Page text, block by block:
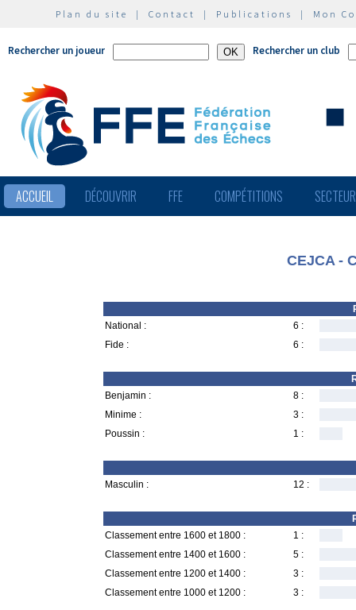
Plan du site | Contact | Publications | Mon
Rechercher un joueur Rechercher un club
ACCUEIL DÉCOUVRIR FFE COMPÉTITIONS
CEJCA -
National :
6 :
Fide :
6 :
Benjamin :
8 :
Minime :
3 :
Poussin :
1 :
Masculin : 12 :
Classement entre 1600 et 1800 :
1 :
Classement entre 1400 et 1600 :
5 :
Classement entre 1200 et 1400 :
3 :
Classement entre 1000 et 1200 :
3 :